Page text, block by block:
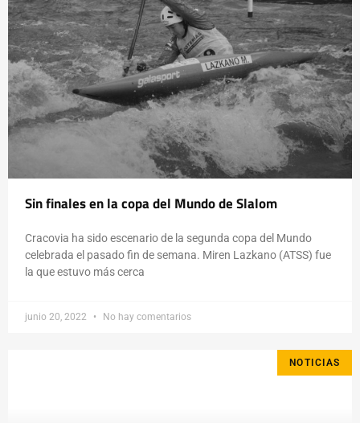
Sin finales en la copa del Mundo de Slalom
Cracovia ha sido escenario de la segunda copa del Mundo
celebrada el pasado fin de semana. Miren Lazkano (ATSS) fue
la que estuvo más cerca
junio 20, 2022 No hay comentarios
NOTICIAS